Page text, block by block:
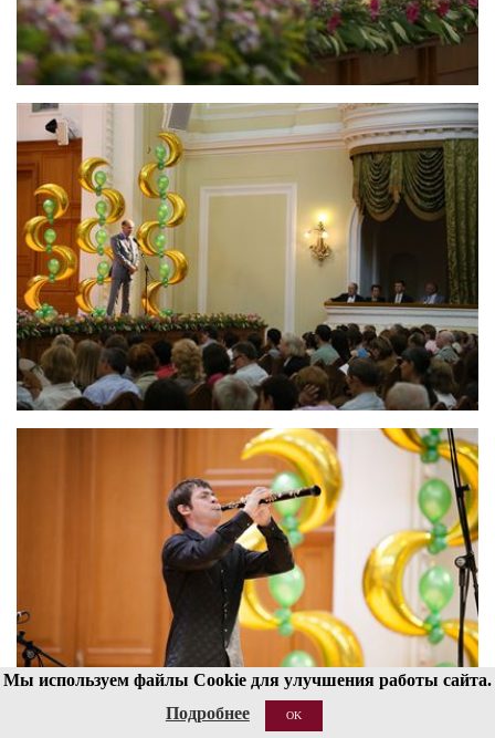
Мы используем файлы Cookie для улучшения работы сайта.
Подробнее
OK